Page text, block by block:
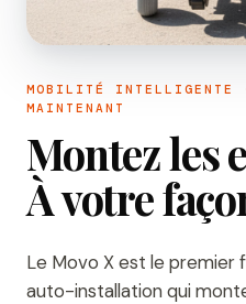
MOBILITÉ INTELLIGENTE
MAINTENANT
Montez les
À votre
Le Movo X est le premier
auto-installation qui